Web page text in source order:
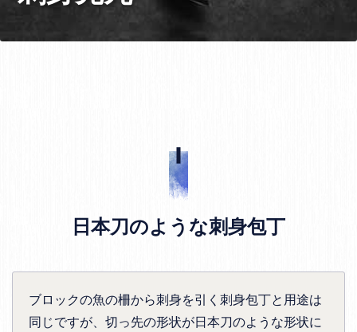
日本刀のような刺身包丁
ブロックの魚の柵から刺身を引く刺身包丁と用途は
同じですが、切っ先の形状が日本刀のような形状に